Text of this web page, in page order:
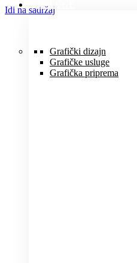
Idi na sadržajUSLUGE
Grafički dizajn
Grafičke usluge
Grafička priprema